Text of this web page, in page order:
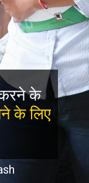
करने के
के लिए